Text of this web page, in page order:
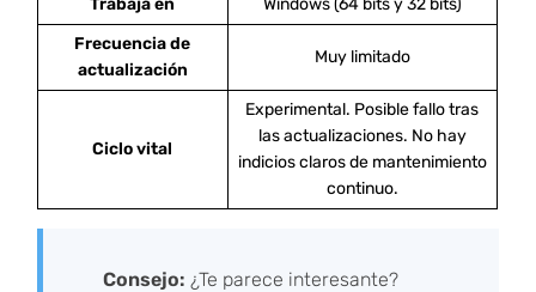
Frecuencia de
actualización
Muy limitado
Ciclo vital
Experimental. Posible fallo tras
las actualizaciones. No hay
indicios claros de mantenimiento
continuo.
Consejo: ¿Te parece interesante?